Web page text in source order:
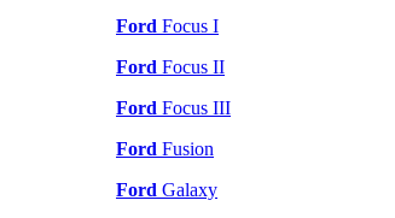
Ford Focus I
Ford Focus II
Ford Focus III
Ford Fusion
Ford Galaxy